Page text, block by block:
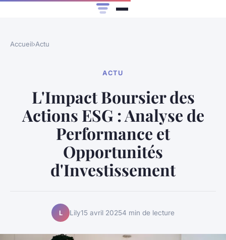
Accueil›Actu
ACTU
L'Impact Boursier des
Actions ESG : Analyse de
Performance et
Opportunités
d'Investissement
L Lily15 avril 20254 min de lecture